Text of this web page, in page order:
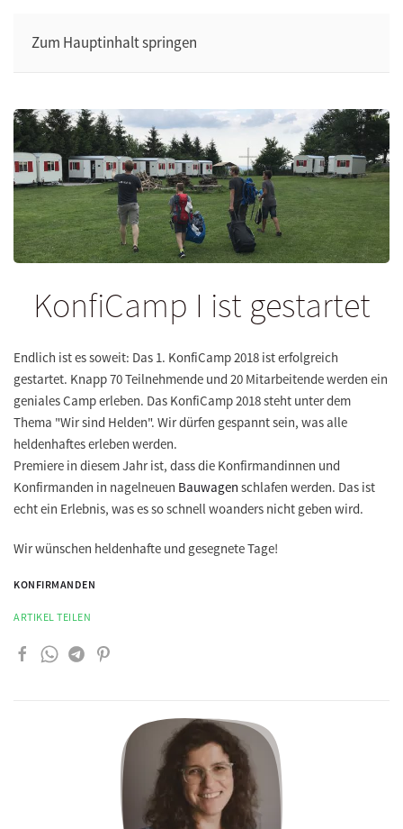
Zum Hauptinhalt springen
KonfiCamp I ist gestartet
Endlich ist es soweit: Das 1. KonfiCamp 2018 ist erfolgreich
gestartet. Knapp 70 Teilnehmende und 20 Mitarbeitende werden ein
geniales Camp erleben. Das KonfiCamp 2018 steht unter dem
Thema "Wir sind Helden". Wir dürfen gespannt sein, was alle
heldenhaftes erleben werden.
Premiere in diesem Jahr ist, dass die Konfirmandinnen und
Konfirmanden in nagelneuen Bauwagen schlafen werden. Das ist
echt ein Erlebnis, was es so schnell woanders nicht geben wird.
Wir wünschen heldenhafte und gesegnete Tage!
KONFIRMANDEN
ARTIKEL TEILEN